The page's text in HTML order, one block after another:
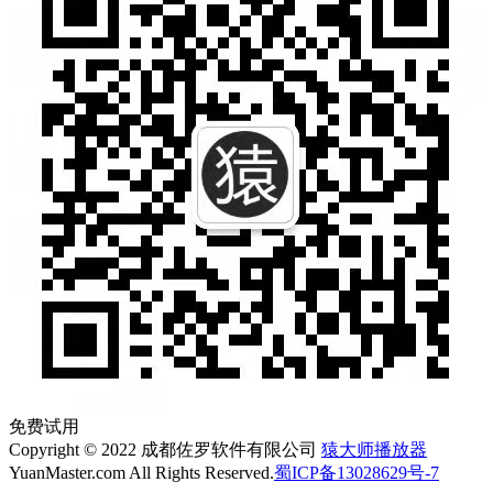
免费试用
Copyright © 2022 成都佐罗软件有限公司 猿大师播放器
YuanMaster.com All Rights Reserved.蜀ICP备13028629号-7